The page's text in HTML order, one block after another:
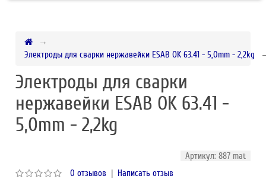
Электроды для сварки нержавейки ESAB OK 63.41 - 5,0mm - 2,2kg
Электроды для сварки
нержавейки ESAB OK 63.41 -
5,0mm - 2,2kg
Артикул: 887 mat
0 отзывов | Написать отзыв